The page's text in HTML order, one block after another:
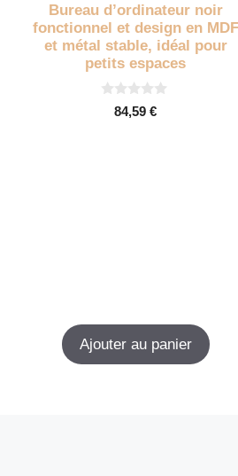
Bureau d’ordinateur noir
fonctionnel et design en MDF
et métal stable, idéal pour
petits espaces
84,59€
Ajouter au panier